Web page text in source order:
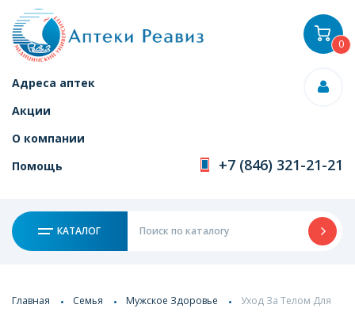
Адреса аптек
Акции
О компании
Помощь
+7 (846) 321-21-21
КАТАЛОГ
0
Главная Семья Мужское Здоровье
Уход За Телом Для